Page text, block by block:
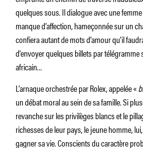
quelques sous. Il dialogue avec une
manque d’affection, hameçonnée sur un
confiera autant de mots d’amour qu’il
d’envoyer quelques billets par
africain…
L’arnaque orchestrée par Rolex, appelée «
un débat moral au sein de sa famille. Si
revanche sur les privilèges blancs et le
richesses de leur pays, le jeune homme,
gagner sa vie. Conscients du caractère